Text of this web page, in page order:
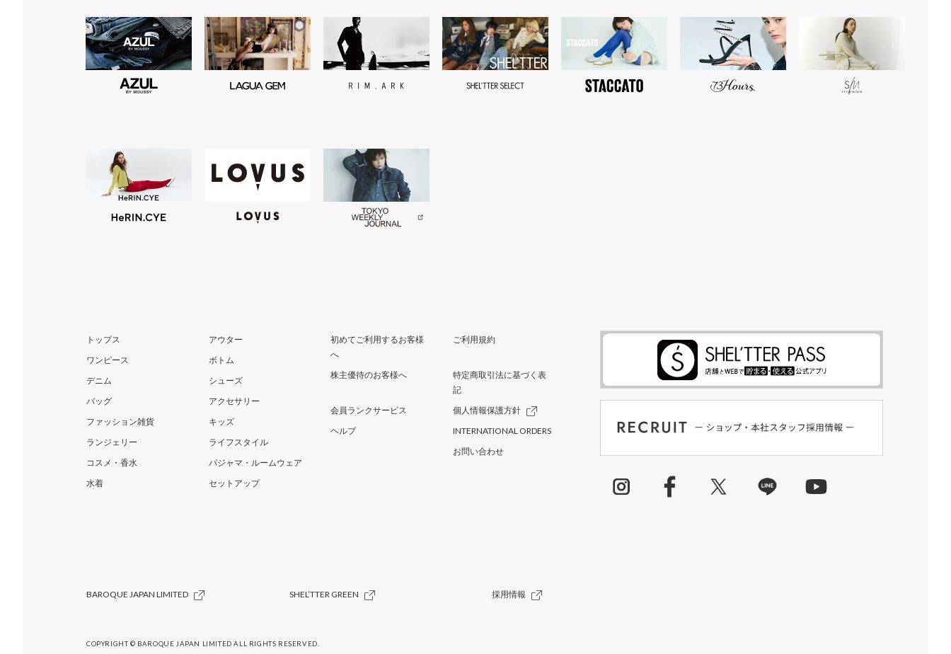
トップス
アウター
ワンピース
ボトム
デニム
シューズ
バッグ
アクセサリー
ファッション雑貨
キッズ
ランジェリー
ライフスタイル
コスメ・香水
パジャマ・ルームウェア
水着
セットアップ
初めてご利用するお客様
へ
ご利用規約
株主優待のお客様へ
特定商取引法に基づく表
記
会員ランクサービス
個人情報保護方針
ヘルプ
INTERNATIONAL ORDERS
お問い合わせ
BAROQUE JAPAN LIMITED SHEL’TTER GREEN 採用情報
COPYRIGHT © BAROQUE JAPAN LIMITED ALL RIGHTS RESERVED.